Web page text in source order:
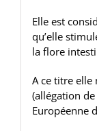
Elle est
qu’elle
la flore
A ce titre
(allégation
Européenne